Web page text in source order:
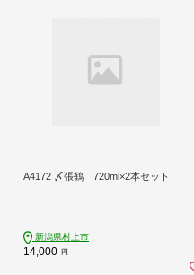
A4172 〆張鶴 720ml×2本セット
新潟県村上市
14,000 円